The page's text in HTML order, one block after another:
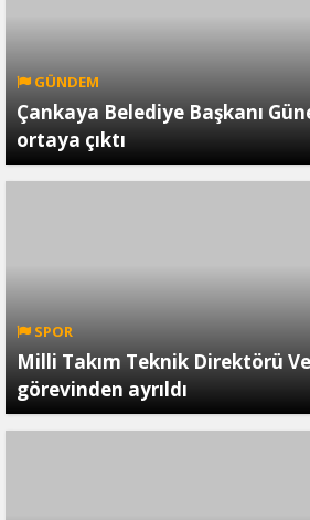
GÜNDEM
Çankaya Belediye Başkanı
ortaya çıktı
SPOR
Milli Takım Teknik Direktörü
görevinden ayrıldı